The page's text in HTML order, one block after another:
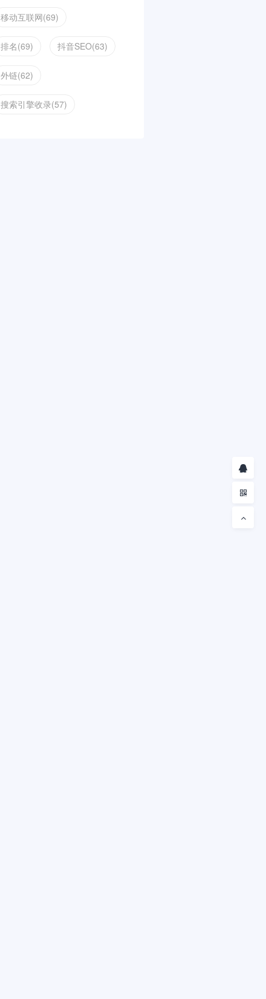
移动互联网(69)
排名(69) 抖音SEO(63)
外链(62)
搜索引擎收录(57)